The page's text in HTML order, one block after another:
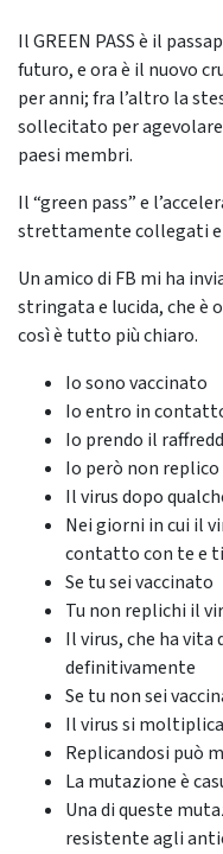
Il GREEN PASS è il
futuro, e ora è il nuovo
per anni; fra l’altro la
sollecitato per
paesi membri.
Il “green pass” e
strettamente collegati e
Un amico di FB mi ha
stringata e lucida, che è
così è tutto più chiaro.
Io sono vaccinato
Io entro in
Io prendo il
Io però non replico
Il virus dopo
Nei giorni in cui il
contatto con te e
Se tu sei vaccinato
Tu non replichi il
Il virus, che ha vita
definitivamente
Se tu non sei
Il virus si moltiplica
Replicandosi può
La mutazione è
Una di queste
resistente agli